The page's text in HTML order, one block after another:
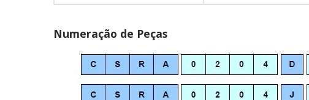
Numeração de Peças